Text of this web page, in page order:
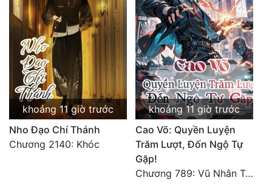
Sủng
Thanh Xuân
Tiên Hiệp
Tiểu Thuyết
Trinh Thám
Triều Đấu
Trùng Sinh
khoảng 11 giờ trước
Nho Đạo Chí Thánh
Chương 2140: Khóc
khoảng 11 giờ trước
Cao Võ: Quyền Luyện
Trăm Lượt, Đốn Ngộ Tự
Gặp!
Chương 789: Vũ Nhân Tộc niềm vui ngoài ý muốn (2)